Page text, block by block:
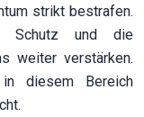
strikt bestrafen.
Schutz und die
weiter verstärken.
diesem Bereich